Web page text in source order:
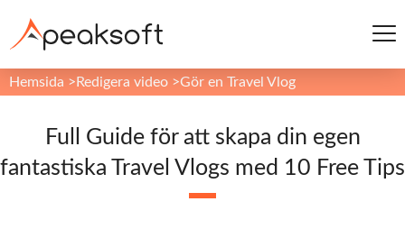
Hemsida > Redigera video >Gör en Travel Vlog
Full Guide för att skapa din egen
fantastiska Travel Vlogs med 10 Free Tips